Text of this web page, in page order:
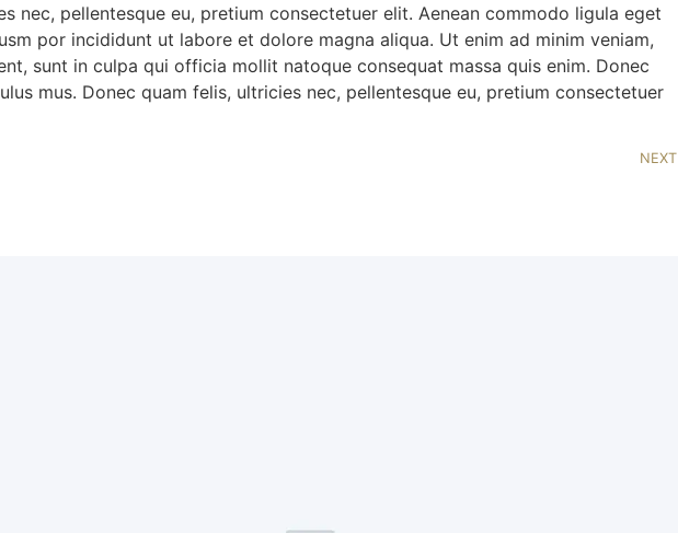
nec, pellentesque eu, pretium consectetuer elit. Aenean commodo ligula eget
por incididunt ut labore et dolore magna aliqua. Ut enim ad minim veniam,
sunt in culpa qui officia mollit natoque consequat massa quis enim. Donec
mus. Donec quam felis, ultricies nec, pellentesque eu, pretium consectetuer
NEXT